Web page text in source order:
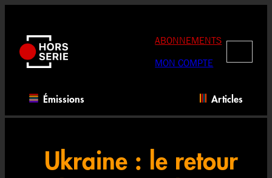
contenu
ABONNEMENTS
MON COMPTE
Émissions Articles
Ukraine : le retour